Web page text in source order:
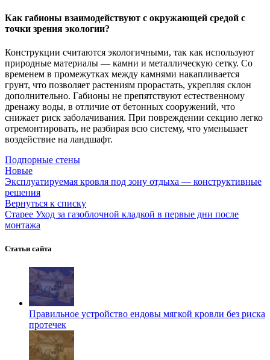
Как габионы взаимодействуют с окружающей средой с
точки зрения экологии?
Конструкции считаются экологичными, так как используют
природные материалы — камни и металлическую сетку. Со
временем в промежутках между камнями накапливается
грунт, что позволяет растениям прорастать, укрепляя склон
дополнительно. Габионы не препятствуют естественному
дренажу воды, в отличие от бетонных сооружений, что
снижает риск заболачивания. При повреждении секцию легко
отремонтировать, не разбирая всю систему, что уменьшает
воздействие на ландшафт.
Подпорные стены
Новые
Эксплуатируемая кровля под зону отдыха — конструктивные
решения
Вернуться к списку
Старее Уход за газоблочной кладкой в первые дни после
монтажа
Статьи сайта
Правильное устройство ендовы мягкой кровли без риска
протечек